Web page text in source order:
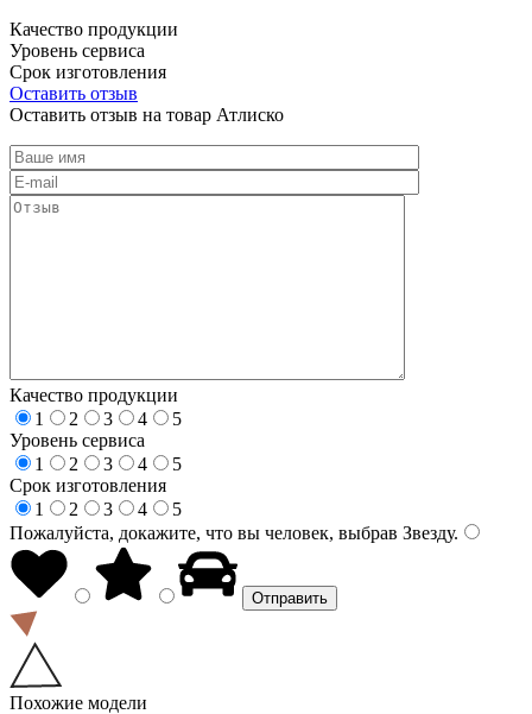
Качество продукции
Уровень сервиса
Срок изготовления
Оставить отзыв
Оставить отзыв на товар Атлиско
Качество продукции
1
2 3 4
5
Уровень сервиса
1
2 3 4
5
Срок изготовления
1
2 3 4
5
Пожалуйста, докажите, что вы человек, выбрав Звезду.
Похожие модели